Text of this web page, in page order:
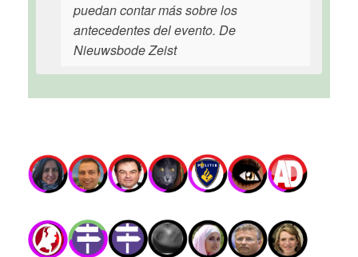
puedan contar más sobre los
antecedentes del evento. De
Nieuwsbode Zeist